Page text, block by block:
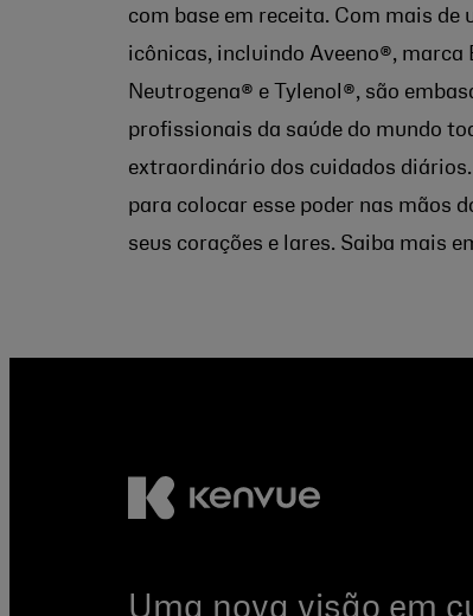
com base em receita. Com mais de
icônicas, incluindo Aveeno®,
Neutrogena® e Tylenol®, são
profissionais da saúde do mundo
extraordinário dos cuidados
para colocar esse poder nas mãos
seus corações e lares. Saiba mais
Uma nova visão em